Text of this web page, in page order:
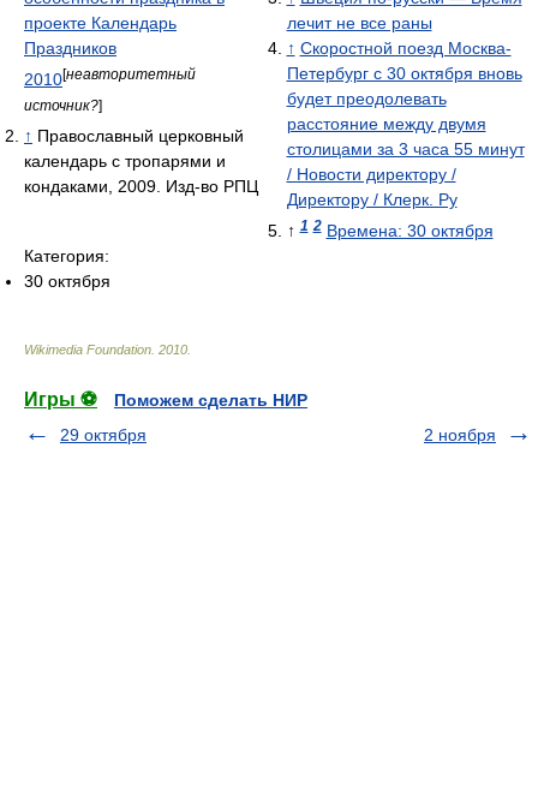
проекте Календарь
Праздников
2010[неавторитетный
источник?]
↑ Православный церковный
календарь с тропарями и
кондаками, 2009. Изд-во РПЦ
лечит не все раны
↑ Скоростной поезд Москва-
Петербург с 30 октября вновь
будет преодолевать
расстояние между двумя
столицами за 3 часа 55 минут
/ Новости директору /
Директору / Клерк. Ру
↑1 2 Времена: 30 октября
Категория:
30 октября
Wikimedia Foundation 2010
Игры ⚽
Поможем сделать НИР
29 октября
2 ноября